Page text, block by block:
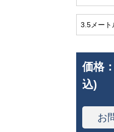
3.5メート
価格：
込)
お